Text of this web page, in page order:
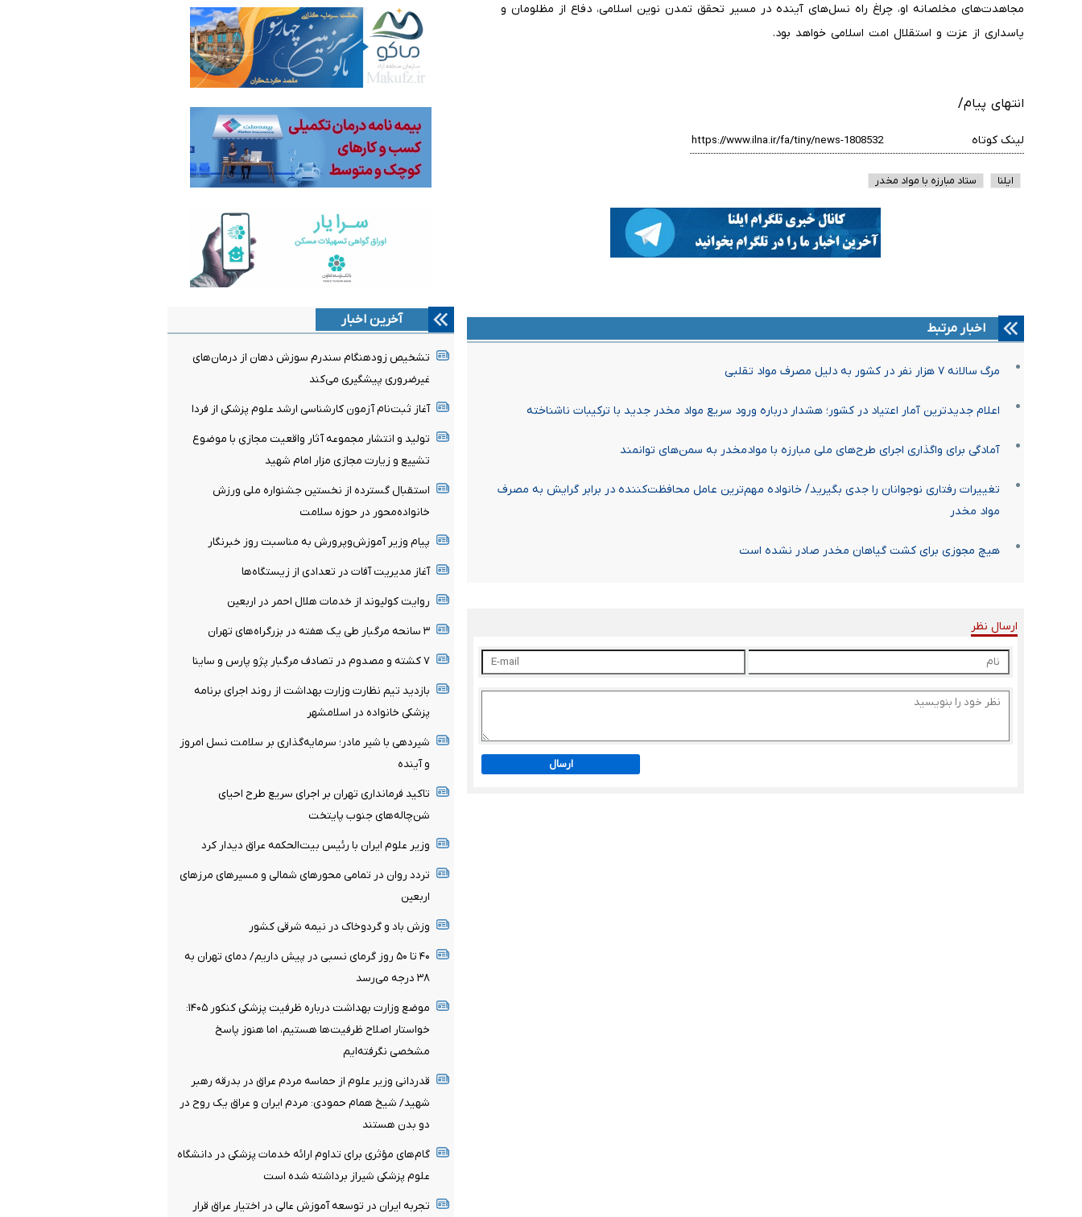
مجاهدت‌های مخلصانه او، چراغ راه نسل‌های آینده در مسیر تحقق تمدن نوین اسلامی، دفاع از مظلومان و
پاسداری از عزت و استقلال امت اسلامی خواهد بود.
انتهای پیام/
لینک کوتاه
ایلنا ستاد مبارزه با مواد مخدر
اخبار مرتبط
مرگ سالانه ۷ هزار نفر در کشور به دلیل مصرف مواد تقلبی
اعلام جدیدترین آمار اعتیاد در کشور؛ هشدار درباره ورود سریع مواد مخدر جدید با ترکیبات ناشناخته
آمادگی برای واگذاری اجرای طرح‌های ملی مبارزه با موادمخدر به سمن‌های توانمند
تغییرات رفتاری نوجوانان را جدی بگیرید/ خانواده مهم‌ترین عامل محافظت‌کننده در برابر گرایش به مصرف
مواد مخدر
هیچ مجوزی برای کشت گیاهان مخدر صادر نشده است
ارسال نظر
ارسال
آخرین اخبار
تشخیص زودهنگام سندرم سوزش دهان از درمان‌های
غیرضروری پیشگیری می‌کند
آغاز ثبت‌نام‌ آزمون کارشناسی ارشد علوم پزشکی از فردا
تولید و انتشار مجموعه آثار واقعیت مجازی با موضوع
تشییع و زیارت مجازی مزار امام شهید
استقبال گسترده از نخستین جشنواره ملی ورزش
خانواده‌محور در حوزه سلامت
پیام وزیر آموزش‌وپرورش به مناسبت روز خبرنگار
آغاز مدیریت آفات در تعدادی از زیستگاه‌ها
روایت کولیوند از خدمات هلال احمر در اربعین
۳ سانحه مرگبار طی یک هفته در بزرگراه‌های تهران
۷ کشته و مصدوم در تصادف مرگبار پژو پارس و ساینا
بازدید تیم نظارت وزارت بهداشت از روند اجرای برنامه
پزشکی خانواده در اسلامشهر
شیردهی با شیر مادر؛ سرمایه‌گذاری بر سلامت نسل امروز
و آینده
تاکید فرمانداری تهران بر اجرای سریع طرح احیای
شن‌چاله‌های جنوب پایتخت
وزیر علوم ایران با رئیس بیت‌الحکمه عراق دیدار کرد
تردد روان در تمامی محورهای شمالی و مسیرهای مرزهای
اربعین
وزش باد و گردوخاک در نیمه شرقی کشور
۴۰ تا ۵۰ روز گرمای نسبی در پیش داریم/ دمای تهران به
۳۸ درجه می‌رسد
موضع وزارت بهداشت درباره ظرفیت پزشکی کنکور ۱۴۰۵:
خواستار اصلاح ظرفیت‌ها هستیم، اما هنوز پاسخ
مشخصی نگرفته‌ایم
قدردانی وزیر علوم از حماسه مردم عراق در بدرقه رهبر
شهید/ شیخ همام حمودی: مردم ایران و عراق یک روح در
دو بدن هستند
گام‌های مؤثری برای تداوم ارائه خدمات پزشکی در دانشگاه
علوم پزشکی شیراز برداشته شده است
تجربه ایران در توسعه آموزش عالی در اختیار عراق قرار